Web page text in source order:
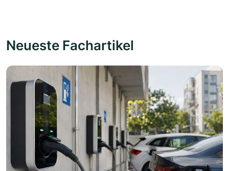
Neueste Fachartikel